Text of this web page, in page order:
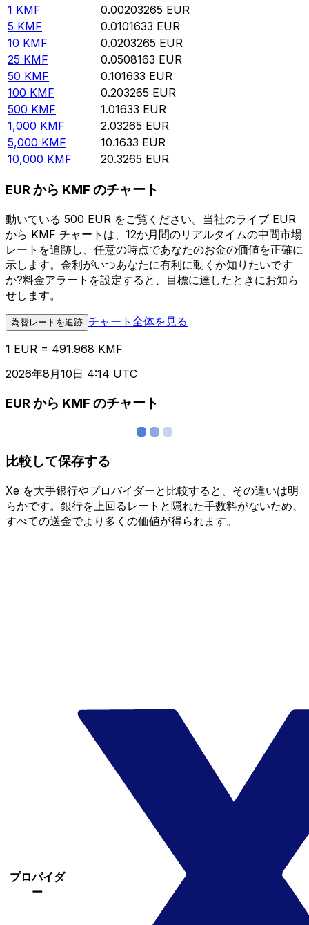
1 KMF 0.00203265 EUR
5 KMF 0.0101633 EUR
10 KMF 0.0203265 EUR
25 KMF 0.0508163 EUR
50 KMF 0.101633 EUR
100 KMF 0.203265 EUR
500 KMF 1.01633 EUR
1,000 KMF 2.03265 EUR
5,000 KMF 10.1633 EUR
10,000 KMF 20.3265 EUR
EUR から KMF のチャート
動いている 500 EUR をご覧ください。当社のライブ EUR
から KMF チャートは、12か月間のリアルタイムの中間市場
レートを追跡し、任意の時点であなたのお金の価値を正確に
示します。金利がいつあなたに有利に動くか知りたいです
か?料金アラートを設定すると、目標に達したときにお知ら
せします。
為替レートを追跡 チャート全体を見る
1 EUR = 491.968 KMF
2026年8月10日 4:14 UTC
EUR から KMF のチャート
比較して保存する
Xe を大手銀行やプロバイダーと比較すると、その違いは明
らかです。銀行を上回るレートと隠れた手数料がないため、
すべての送金でより多くの価値が得られます。
プロバイダ
ー